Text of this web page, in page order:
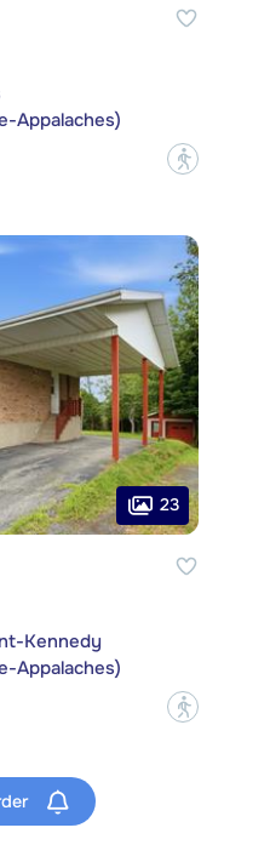
Appalaches)
?
23
Kennedy
Appalaches)
?